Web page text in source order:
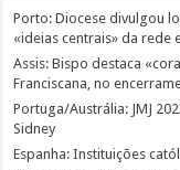
Porto: Diocese divulgou
«ideias centrais» da rede
Assis: Bispo destaca
Franciscana, no
Portuga/Austrália: JMJ
Sidney
Espanha: Instituições